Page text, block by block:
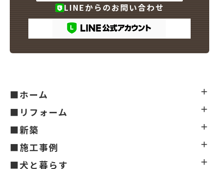
LINEからのお問い合わせ
■ホーム
■リフォーム
■新築
■施工事例
■犬と暮らす